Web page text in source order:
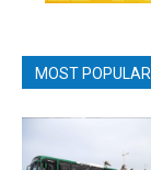
MOST POPULAR